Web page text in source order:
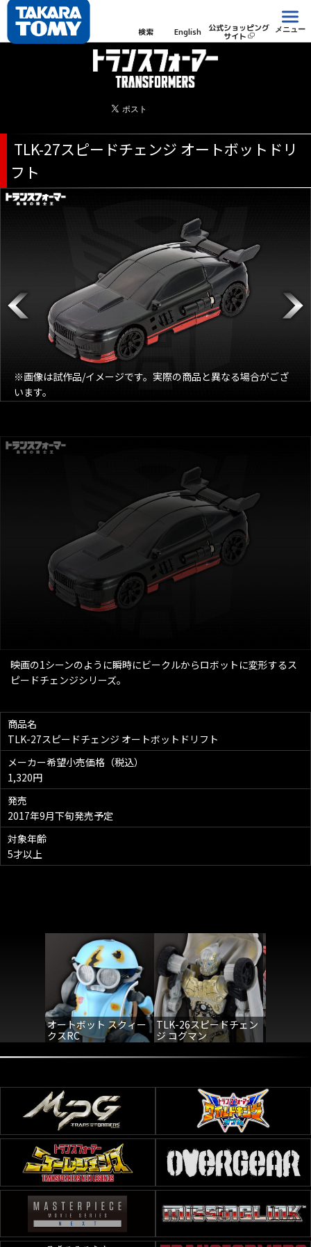
検索 English 公式ショッピング
サイト
メニュー
TLK-27スピードチェンジ オートボットドリ
フト
※画像は試作品/イメージです。実際の商品と異なる場合がござ
います。
映画の1シーンのように瞬時にビークルからロボットに変形するス
ピードチェンジシリーズ。
商品名
TLK-27スピードチェンジ オートボットドリフト
メーカー希望小売価格（税込）
1,320円
発売
2017年9月下旬発売予定
対象年齢
5才以上
オートボット スクィー
クスRC
TLK-26スピードチェン
ジ コグマン
TLK-28ス
ン